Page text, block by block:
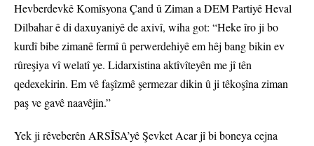
Hevberdevkê Komîsyona Çand û Ziman a DEM Partiyê Heval
Dilbahar ê di daxuyaniyê de axivî, wiha got: “Heke îro ji bo
kurdî bibe zimanê fermî û perwerdehiyê em hêj bang bikin ev
rûreşiya vî welatî ye. Lidarxistina aktîvîteyên me jî tên
qedexekirin. Em vê faşîzmê şermezar dikin û ji têkoşîna ziman
paş ve gavê naavêjin.”
Yek ji rêveberên ARSÎSA’yê Şevket Acar jî bi boneya cejna